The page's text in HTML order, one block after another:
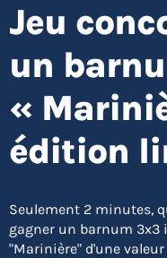
Jeu
un
«
édition
Seulement 2 minutes,
gagner un barnum 3x3
"Marinière" d'une valeur